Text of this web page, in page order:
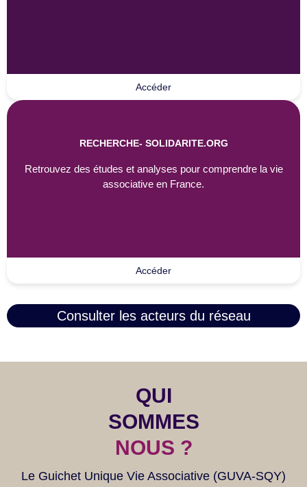
Accéder
RECHERCHE- SOLIDARITE.ORG
Retrouvez des études et analyses pour comprendre la vie
associative en France.
Accéder
Consulter les acteurs du réseau
Le Guichet Unique Vie Associative (GUVA-SQY)
QUI
SOMMES
NOUS ?